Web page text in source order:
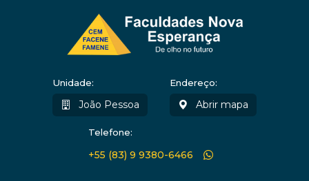
Unidade:
João Pessoa
Endereço:
Abrir mapa
Telefone:
+55 (83) 9 9380-6466